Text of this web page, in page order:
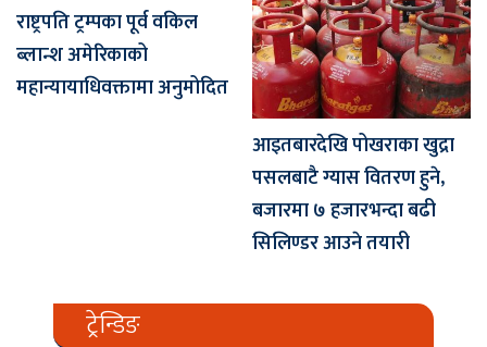
राष्ट्रपति ट्रम्पका पूर्व वकिल
ब्लान्श अमेरिकाको
महान्यायाधिवक्तामा अनुमोदित
आइतबारदेखि पोखराका खुद्रा
पसलबाटै ग्यास वितरण हुने,
बजारमा ७ हजारभन्दा बढी
सिलिण्डर आउने तयारी
ट्रेन्डिङ